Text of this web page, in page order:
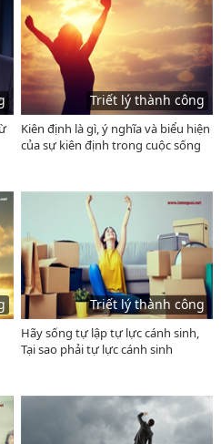
Triết lý thành công
Kiên định là gì, ý nghĩa và biểu hiện
của sự kiên định trong cuộc sống
Triết lý thành công
Hãy sống tự lập tự lực cánh sinh,
Tại sao phải tự lực cánh sinh